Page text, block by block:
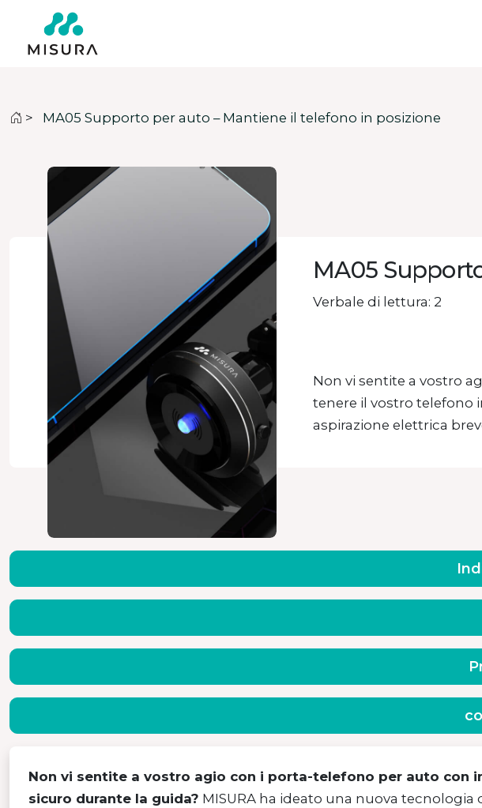
> MA05 Supporto per auto – Mantiene il telefono in posizione
MA05
Verbale di lettura: 2
Non vi sentite a vostro
tenere il vostro telefono
aspirazione elettrica
Non vi sentite a vostro agio con i porta-telefono per auto con
sicuro durante la guida? MISURA ha ideato una nuova tecnologia